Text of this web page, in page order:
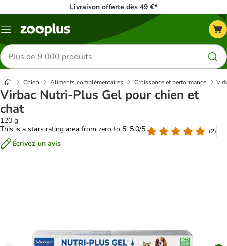
Livraison offerte dès 49 €*
Menu
Rechercher
des
produits
Chien Aliments complémentaires Croissance et performance
Virbac Nutri-Plus Gel pour chien et
chat
120 g
This is a stars rating area from zero to 5: 5.0/5
(2)
Écrivez un avis